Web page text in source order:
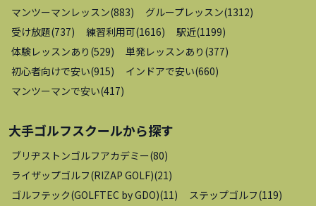
マンツーマンレッスン(883) グループレッスン(1312)
受け放題(737) 練習利用可(1616) 駅近(1199)
体験レッスンあり (529) 単発レッスンあり (377)
初心者向けで安い(915) インドアで安い(660)
マンツーマンで安い(417)
大手ゴルフスクールから探す
ブリヂストンゴルフアカデミー(80)
ライザップゴルフ(RIZAP GOLF)(21 )
ゴルフテック(GOLFTEC by GDO)(11 ) ステップゴルフ(119)